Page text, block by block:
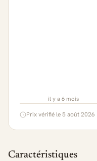
il y a 6 mois
Prix vérifié le 5 août 2026
Caractéristiques